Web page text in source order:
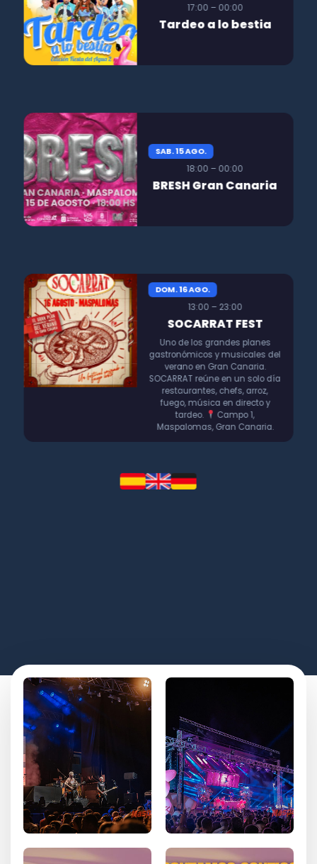
17:00 – 00:00
Tardeo a lo bestia
SAB. 15 AGO.
18:00 – 00:00
BRESH Gran Canaria
DOM. 16 AGO.
13:00 – 23:00
SOCARRAT FEST
Uno de los grandes planes
gastronómicos y musicales del
verano en Gran Canaria.
SOCARRAT reúne en un solo día
restaurantes, chefs, arroz,
fuego, música en directo y
tardeo.
Campo 1,
Maspalomas, Gran Canaria.